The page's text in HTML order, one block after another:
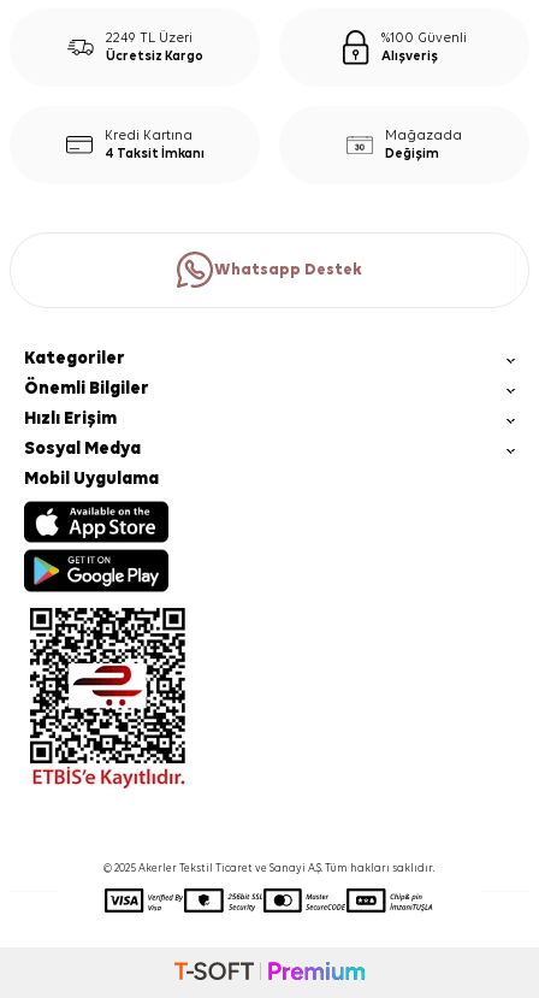
2249 TL Üzeri
Ücretsiz Kargo
%100 Güvenli
Alışveriş
Kredi Kartına
4 Taksit İmkanı
Mağazada
Değişim
Whatsapp Destek
Kategoriler
Önemli Bilgiler
Hızlı Erişim
Sosyal Medya
Mobil Uygulama
© 2025 Akerler Tekstil Ticaret ve Sanayi A.Ş. Tüm hakları saklıdır.